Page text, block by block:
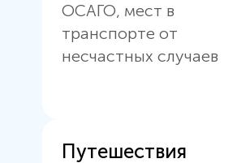
ОСАГО, мест в
транспорте от
несчастных случаев
Путешествия